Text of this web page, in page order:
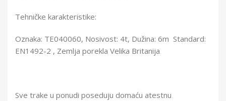
Tehničke karakteristike:
Oznaka: TE040060, Nosivost: 4t, Dužina: 6m Standard:
EN1492-2 , Zemlja porekla Velika Britanija
Sve trake u ponudi poseduju domaću atestnu